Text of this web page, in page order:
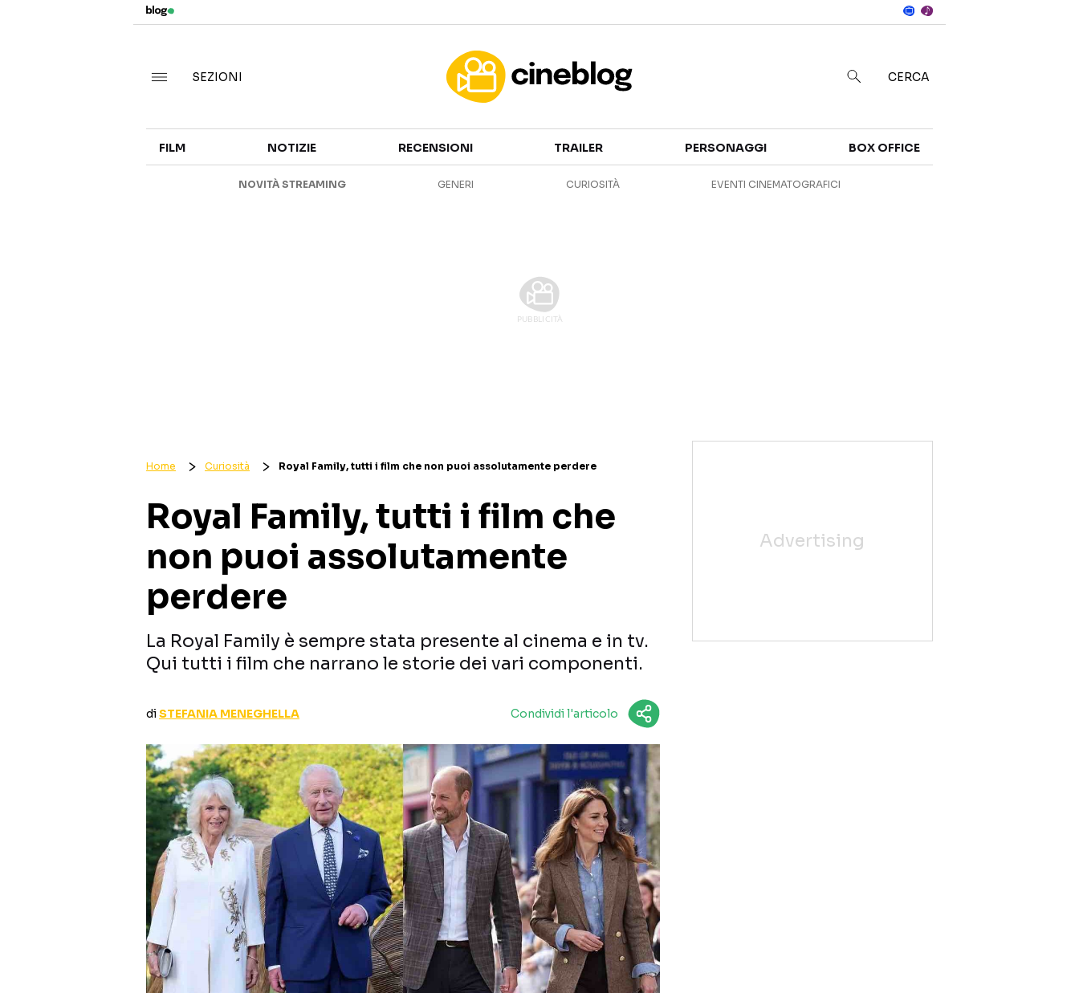
CANALI STREAMING
CURIOSITÀ
SEZIONI CERCA
FILM NOTIZIE RECENSIONI TRAILER PERSONAGGI BOX OFFICE
NOVITÀ STREAMING GENERI CURIOSITÀ EVENTI CINEMATOGRAFICI
Home Curiosità Royal Family, tutti i film che non puoi assolutamente perdere
Royal Family, tutti i film che
non puoi assolutamente
perdere
La Royal Family è sempre stata presente al cinema e in tv.
Qui tutti i film che narrano le storie dei vari componenti.
diSTEFANIA MENEGHELLA Condividi l'articolo